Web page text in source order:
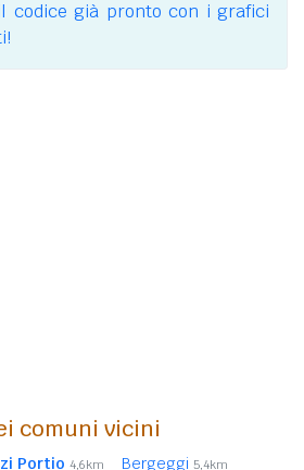
codice già pronto con i grafici
comuni vicini
Portio 4,6km Bergeggi 5,4km